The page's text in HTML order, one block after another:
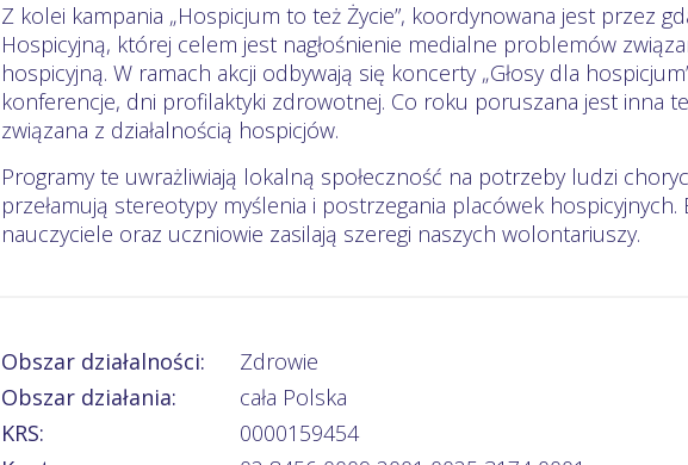
Z kolei kampania „Hospicjum to też Życie”, koordynowana jest przez
Hospicyjną, której celem jest nagłośnienie medialne problemów
hospicyjną. W ramach akcji odbywają się koncerty „Głosy dla
konferencje, dni profilaktyki zdrowotnej. Co roku poruszana jest inna
związana z działalnością hospicjów.
Programy te uwrażliwiają lokalną społeczność na potrzeby ludzi
przełamują stereotypy myślenia i postrzegania placówek
nauczyciele oraz uczniowie zasilają szeregi naszych wolontariuszy.
Obszar działalności:
Zdrowie
Obszar działania:
cała Polska
KRS:
0000159454